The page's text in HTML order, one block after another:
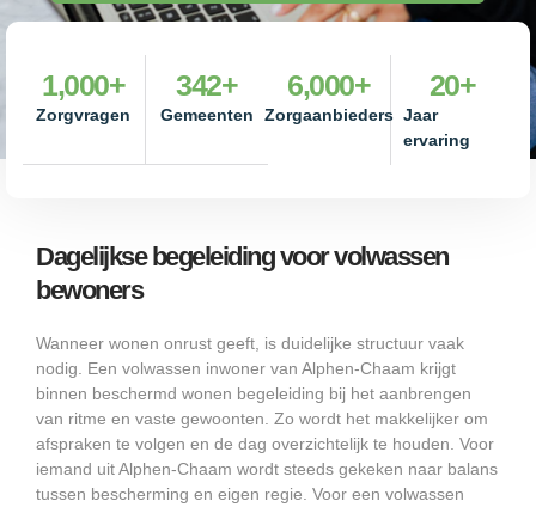
Zorgvragen
1,000+
Gemeenten
342+
Zorgaanbieders
6,000+
Jaar
ervaring
20+
Dagelijkse begeleiding voor volwassen
bewoners
Wanneer wonen onrust geeft, is duidelijke structuur vaak
nodig. Een volwassen inwoner van Alphen-Chaam krijgt
binnen beschermd wonen begeleiding bij het aanbrengen
van ritme en vaste gewoonten. Zo wordt het makkelijker om
afspraken te volgen en de dag overzichtelijk te houden. Voor
iemand uit Alphen-Chaam wordt steeds gekeken naar balans
tussen bescherming en eigen regie. Voor een volwassen